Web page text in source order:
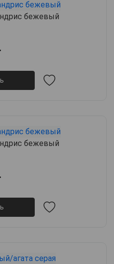
бежевый
бежевый